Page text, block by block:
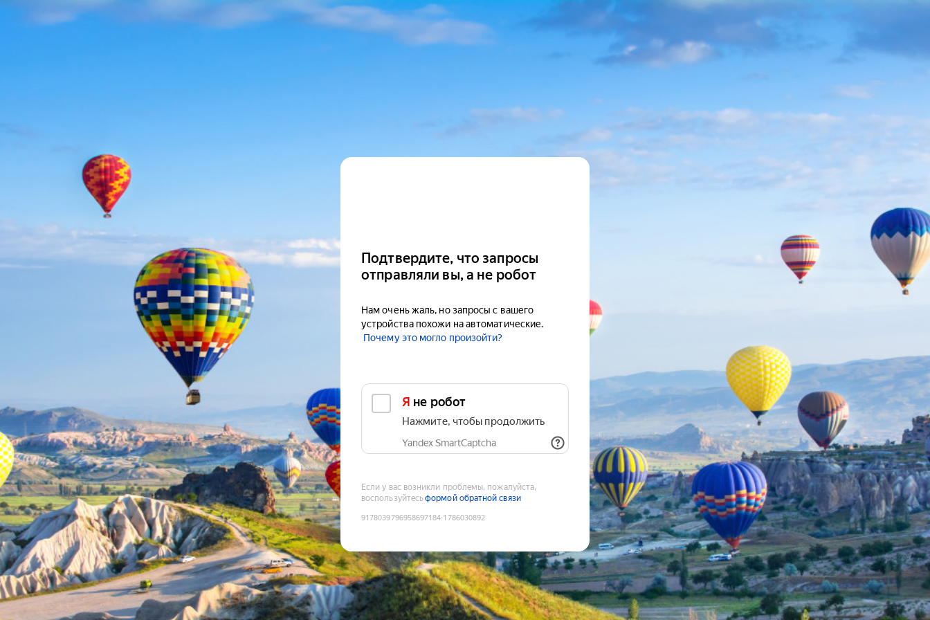
Подтвердите, что запросы
отправляли вы, а не робот
Нам очень жаль, но запросы с вашего
устройства похожи на автоматические.
Почему это могло произойти?
Я не робот
Нажмите, чтобы продолжить
Yandex SmartCaptcha
Если у вас возникли проблемы, пожалуйста,
воспользуйтесьформой обратной связи
9178039796958697184:1786030892